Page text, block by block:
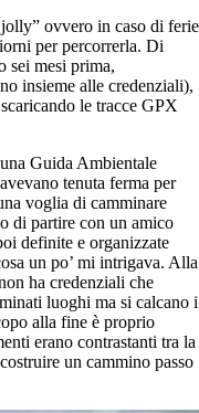
ovvero in caso di ferie
per percorrerla. Di
sei mesi prima,
insieme alle credenziali),
le tracce GPX
Guida Ambientale
tenuta ferma per
voglia di camminare
di partire con un amico
definite e organizzate
un po’ mi intrigava. Alla
ha credenziali che
luoghi ma si calcano i
alla fine è proprio
erano contrastanti tra la
un cammino passo